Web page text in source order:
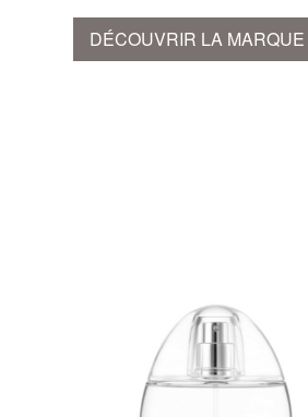
DÉCOUVRIR LA MARQUE